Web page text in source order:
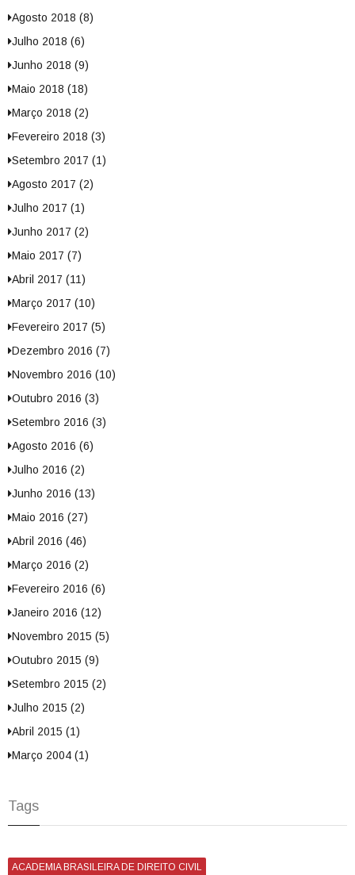
Agosto 2018 (8)
Julho 2018 (6)
Junho 2018 (9)
Maio 2018 (18)
Março 2018 (2)
Fevereiro 2018 (3)
Setembro 2017 (1)
Agosto 2017 (2)
Julho 2017 (1)
Junho 2017 (2)
Maio 2017 (7)
Abril 2017 (11)
Março 2017 (10)
Fevereiro 2017 (5)
Dezembro 2016 (7)
Novembro 2016 (10)
Outubro 2016 (3)
Setembro 2016 (3)
Agosto 2016 (6)
Julho 2016 (2)
Junho 2016 (13)
Maio 2016 (27)
Abril 2016 (46)
Março 2016 (2)
Fevereiro 2016 (6)
Janeiro 2016 (12)
Novembro 2015 (5)
Outubro 2015 (9)
Setembro 2015 (2)
Julho 2015 (2)
Abril 2015 (1)
Março 2004 (1)
Tags
ACADEMIA BRASILEIRA DE DIREITO CIVIL